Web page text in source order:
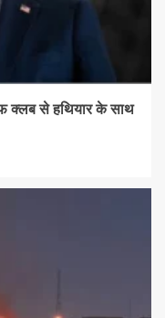
क्लब से हथियार के साथ